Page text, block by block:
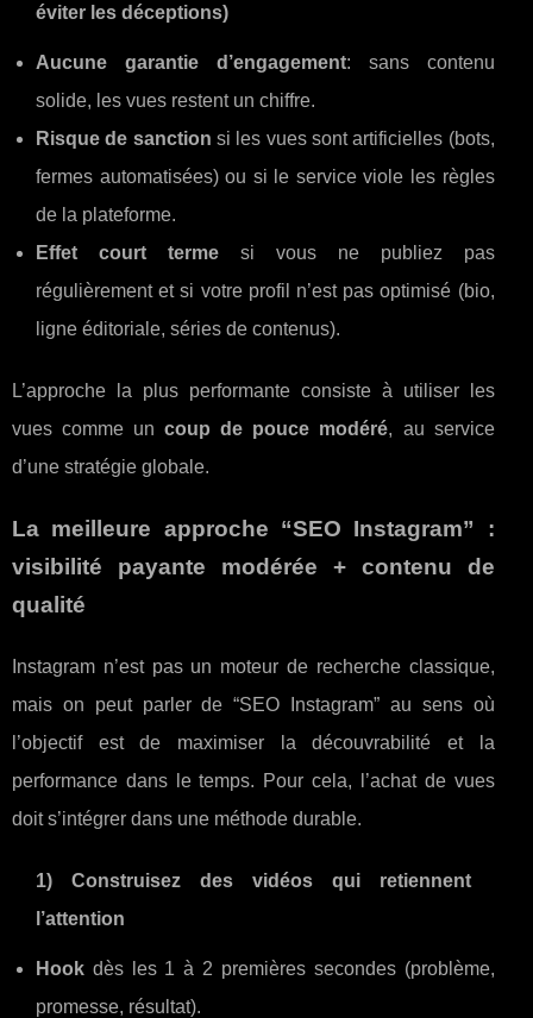
éviter les déceptions)
Aucune garantie d’engagement: sans contenu
solide, les vues restent un chiffre.
Risque de sanction si les vues sont artificielles (bots,
fermes automatisées) ou si le service viole les règles
de la plateforme.
Effet court termesi vous ne publiez pas
régulièrement et si votre profil n’est pas optimisé (bio,
ligne éditoriale, séries de contenus).
L’approche la plus performante consiste à utiliser les
vues comme uncoup de pouce modéré, au service
d’une stratégie globale.
La meilleure approche “SEO Instagram” :
visibilité payante modérée + contenu de
qualité
Instagram n’est pas un moteur de recherche classique,
mais on peut parler de “SEO Instagram” au sens où
l’objectif est de maximiser la découvrabilité et la
performance dans le temps. Pour cela, l’achat de vues
doit s’intégrer dans une méthode durable.
1) Construisez des vidéos qui retiennent
l’attention
Hook dès les 1 à 2 premières secondes (problème,
promesse, résultat).